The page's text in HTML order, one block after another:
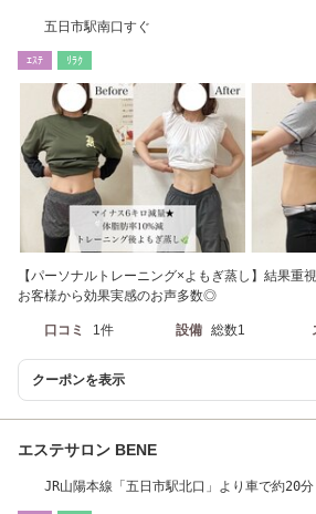
五日市駅南口すぐ
ｴｽﾃ ﾘﾗｸ
【パーソナルトレーニング×よもぎ蒸し】結果重
お客様から効果実感のお声多数◎
口コミ 1件 設備 総数1
クーポンを表示
エステサロン BENE
JR山陽本線「五日市駅北口」より車で約20